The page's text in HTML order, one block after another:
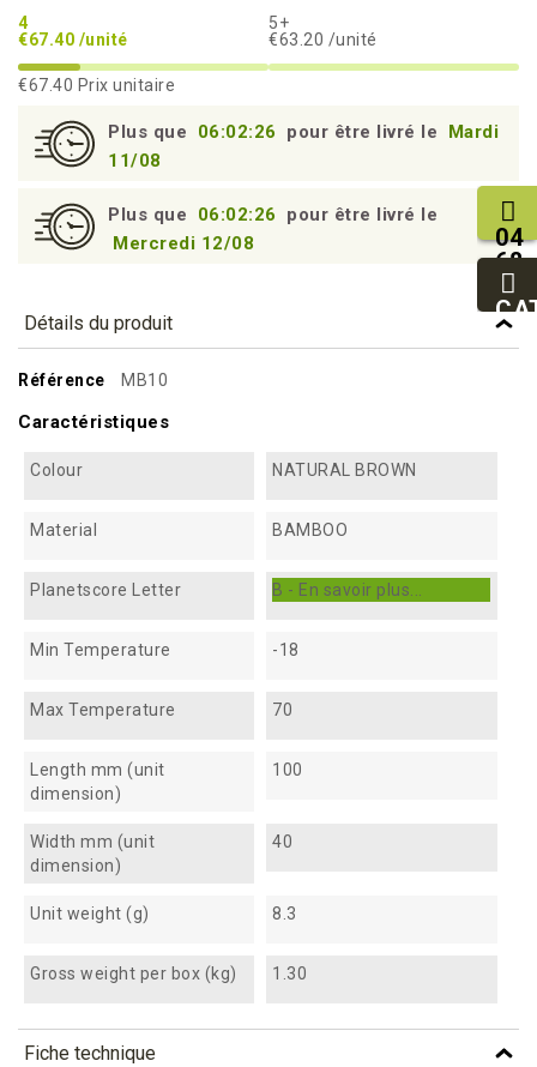
4
€67.40 /unité
5+
€63.20 /unité
€67.40 Prix unitaire
Plus que 06:02:25 pour être livré le
Mardi
11/08
Plus que 06:02:25
pour être livré le
Mercredi 12/08
Détails du produit
Référence MB10
Caractéristiques
Colour NATURAL BROWN
Material BAMBOO
Planetscore Letter B - En savoir plus...
Min Temperature -18
Max Temperature 70
Length mm (unit
dimension)
100
Width mm (unit
dimension)
40
Unit weight (g) 8.3
Gross weight per box (kg) 1.30
Fiche technique
04
68
11
27
95